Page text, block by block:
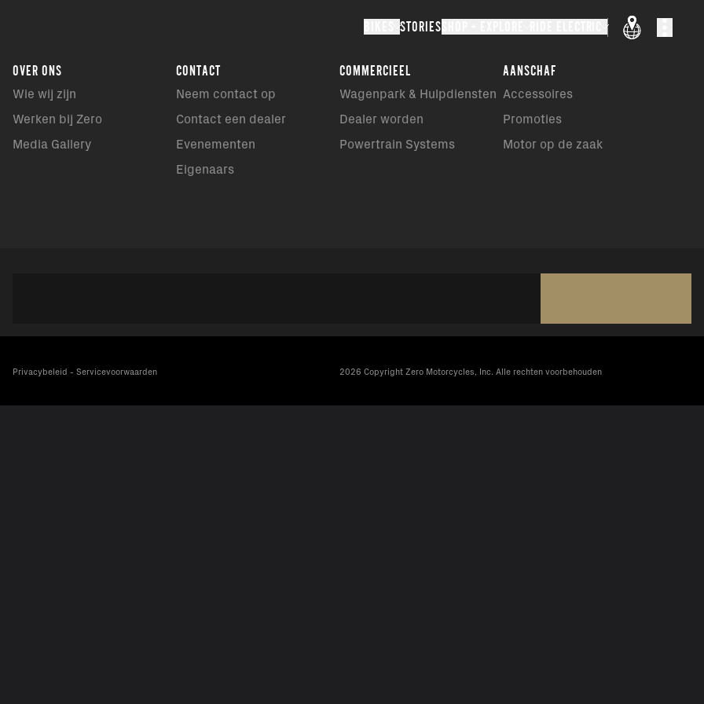
STORIES
OVER ONS
Wie wij zijn
Werken bij Zero
Media Gallery
CONTACT
Neem contact op
Contact een dealer
Evenementen
Eigenaars
COMMERCIEEL
Wagenpark & Hulpdiensten
Dealer worden
Powertrain Systems
AANSCHAF
Accessoires
Promoties
Motor op de zaak
Privacybeleid - Servicevoorwaarden 2026 Copyright Zero Motorcycles, Inc. Alle rechten voorbehouden